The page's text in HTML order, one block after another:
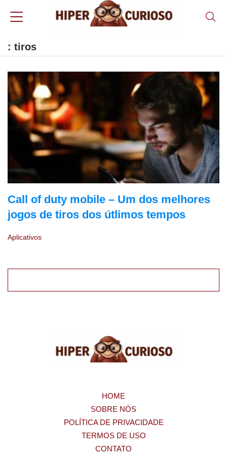
: tiros
Call of duty mobile – Um dos melhores
jogos de tiros dos útlimos tempos
Aplicativos
HOME
SOBRE NÓS
POLÍTICA DE PRIVACIDADE
TERMOS DE USO
CONTATO